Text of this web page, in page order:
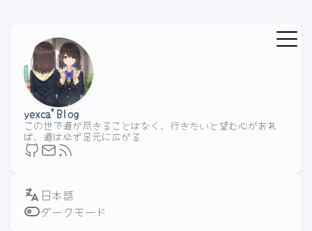
yexca'Blog
この世で道が尽きることはなく、行きたいと望む心があれ
ば、道は必ず足元に広がる
ダークモード